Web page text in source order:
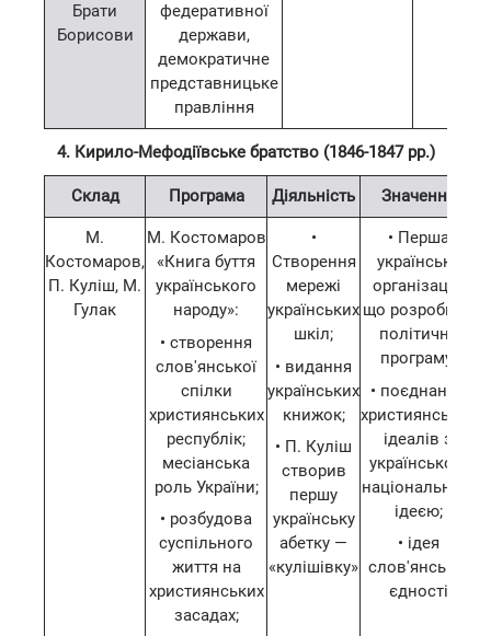
Брати
Борисови
федеративної
держави,
демократичне
представницьке
правління
4. Кирило-Мефодіївське братство (1846-1847 рр.)
Склад Програма Діяльність Значення
М.
Костомаров,
П. Куліш, М.
Гулак
М. Костомаров
«Книга буття
українського
народу»:
• створення
слов'янської
спілки
християнських
республік;
месіанська
роль України;
• розбудова
суспільного
життя на
християнських
засадах;
•
Створення
мережі
українських
шкіл;
• видання
українських
книжок;
• П. Куліш
створив
першу
українську
абетку —
«кулішівку»
• Перша
українська
організація,
що розробила
політичну
програму;
• поєднання
християнських
ідеалів з
українською
національною
ідеєю;
• ідея
слов'янської
єдності